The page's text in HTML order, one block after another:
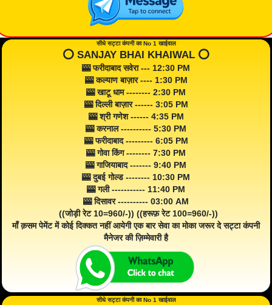
सीधे सट्टा कंपनी का No 1 खाईवाल
⭕️ SANJAY BHAI KHAIWAL ⭕️
🎰 फरीदाबाद सवेरा --- 12:30 PM
🎰 कल्याण बाज़ार ---- 1:30 PM
🎰 खाटू धाम -------- 2:30 PM
🎰 दिल्ली बाज़ार ------ 3:05 PM
🎰 श्री गणेश ------ 4:35 PM
🎰 करनाल ---------- 5:30 PM
🎰 फरीदाबाद --------- 6:05 PM
🎰 गोवा किंग -------- 7:30 PM
🎰 गाजियाबाद ------- 9:40 PM
🎰 दुबई गोल्ड -------- 10:30 PM
🎰 गली ----------- 11:40 PM
🎰 दिसावर ---------- 03:00 AM
((जोड़ी रेट 10=960/-)) ((हरूफ़ रेट 100=960/-))
माँ क़सम पेमेंट में कोई दिक्कत नहीं आयेगी एक बार सेवा का मोका जरूर दे सट्टा कंपनी
मैनेजर की ज़िम्मेवारी है
सीधे सट्टा कंपनी का No 1 खाईवाल